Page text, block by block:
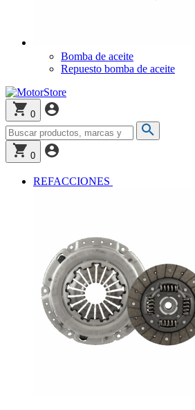
Bomba de aceite
Repuesto bomba de aceite
0
0
REFACCIONES